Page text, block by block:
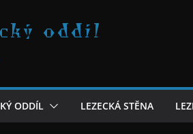
oddíl
ODDÍL LEZECKÁ STĚNA